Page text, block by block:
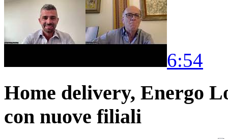
6:54
Home delivery, Energo
con nuove filiali